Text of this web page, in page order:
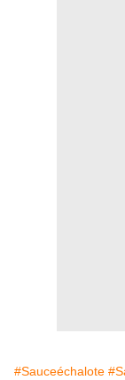
#Sauceéchalote